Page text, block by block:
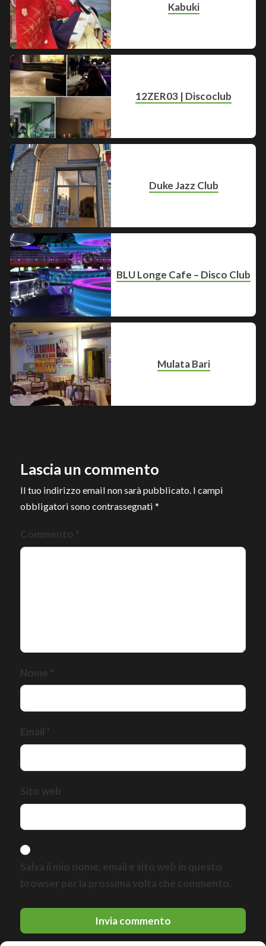
Kabuki
12ZER03 | Discoclub
Duke Jazz Club
BLU Longe Cafe – Disco Club
Mulata Bari
Lascia un commento
Il tuo indirizzo email non sarà pubblicato. I campi
obbligatori sono contrassegnati *
Commento
Nome
Sito web
Salva il mio nome, email e sito web in questo
browser per la prossima volta che commento.